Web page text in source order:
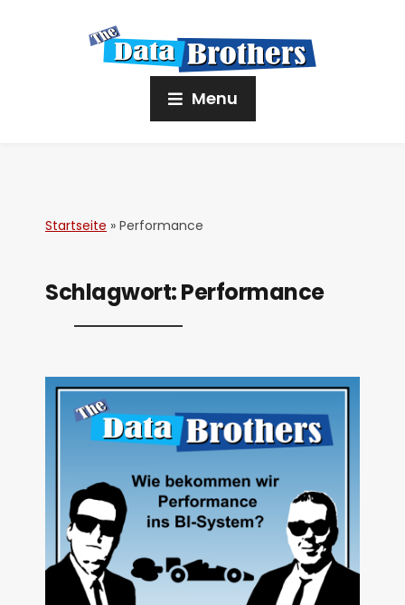
Menu
Startseite » Performance
Schlagwort:Performance